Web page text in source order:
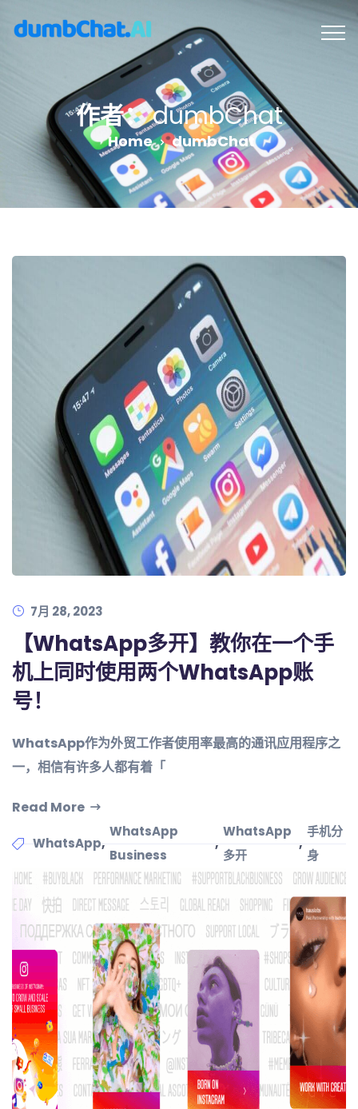
作者：dumbChat
Home dumbChat
7月 28, 2023
【WhatsApp多开】教你在一个手
机上同时使用两个WhatsApp账
号！
WhatsApp作为外贸工作者使用率最高的通讯应用程序之
一，相信有许多人都有着「
Read More
WhatsApp,
WhatsApp
Business
,
WhatsApp
多开
,
手机分
身